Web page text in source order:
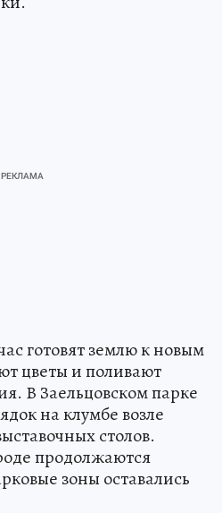
готовят землю к новым
цветы и поливают
В Заельцовском парке
на клумбе возле
столов.
продолжаются
зоны оставались